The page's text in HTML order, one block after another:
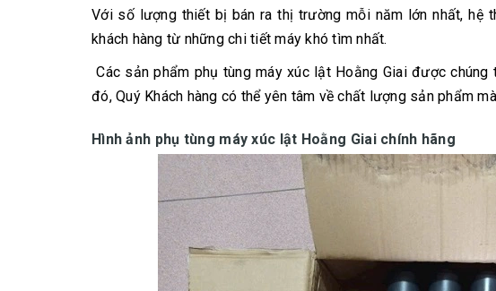
Với số lượng thiết bị bán ra thị trường mỗi năm lớn nhất, hệ
khách hàng từ những chi tiết máy khó tìm nhất.
Các sản phẩm phụ tùng máy xúc lật Hoằng Giai được
đó, Quý Khách hàng có thể yên tâm về chất lượng sản phẩm
Hình ảnh phụ tùng máy xúc lật Hoằng Giai chính hãng